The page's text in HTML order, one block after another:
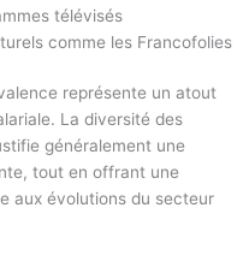
télévisés
comme les Francofolies
représente un atout
La diversité des
généralement une
tout en offrant une
aux évolutions du secteur